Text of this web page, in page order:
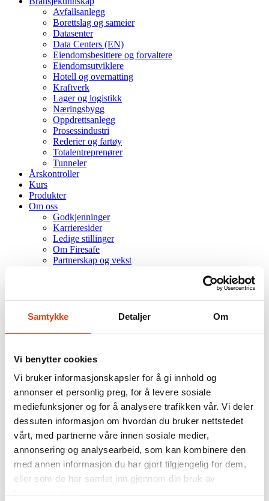
Samtykke Detaljer Om
Vi benytter cookies
Vi bruker informasjonskapsler for å gi innhold og
annonser et personlig preg, for å levere sosiale
mediefunksjoner og for å analysere trafikken vår. Vi deler
dessuten informasjon om hvordan du bruker nettstedet
vårt, med partnerne våre innen sosiale medier,
annonsering og analysearbeid, som kan kombinere den
med annen informasjon du har gjort tilgjengelig for dem,
eller som de har samlet inn gjennom din bruk av
Avfallsanlegg
Borettslag og sameier
Datasenter
Data Centers (EN)
Eiendomsbesittere og forvaltere
Eiendomsutviklere
Hotell og overnatting
Kraftverk
Lager og logistikk
Næringsbygg
Oppdrettsanlegg
Prosessindustri
Rederier og fartøy
Totalentreprenører
Tunneler
Årskontroller
Kurs
Produkter
Om oss
Godkjenninger
Karrieresider
Ledige stillinger
Om Firesafe
Partnerskap og vekst
.NO
DK
FI
Søk
Artikler
Hvordan står det til med
brannsikkerheten?